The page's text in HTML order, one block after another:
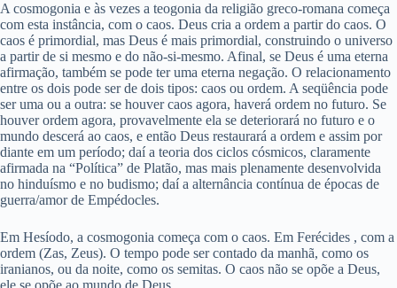
A cosmogonia e às vezes a teogonia da religião greco-romana começa
com esta instância, com o caos. Deus cria a ordem a partir do caos. O
caos é primordial, mas Deus é mais primordial, construindo o universo
a partir de si mesmo e do não-si-mesmo. Afinal, se Deus é uma eterna
afirmação, também se pode ter uma eterna negação. O relacionamento
entre os dois pode ser de dois tipos: caos ou ordem. A seqüência pode
ser uma ou a outra: se houver caos agora, haverá ordem no futuro. Se
houver ordem agora, provavelmente ela se deteriorará no futuro e o
mundo descerá ao caos, e então Deus restaurará a ordem e assim por
diante em um período; daí a teoria dos ciclos cósmicos, claramente
afirmada na “Política” de Platão, mas mais plenamente desenvolvida
no hinduísmo e no budismo; daí a alternância contínua de épocas de
guerra/amor de Empédocles.
Em Hesíodo, a cosmogonia começa com o caos. Em Ferécides , com a
ordem (Zas, Zeus). O tempo pode ser contado da manhã, como os
iranianos, ou da noite, como os semitas. O caos não se opõe a Deus,
ele se opõe ao mundo de Deus.